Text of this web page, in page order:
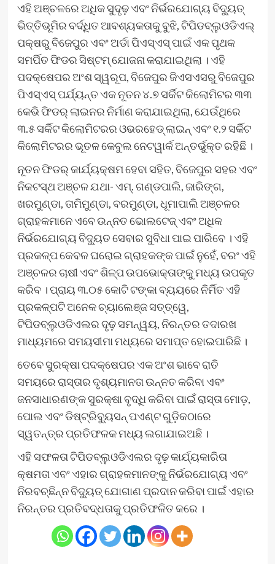
ଏହି ଅଞ୍ଚଳରେ ଅଧିକ ସୁଦୃଢ଼ ଏବଂ ନିର୍ଭରଯୋଗ୍ୟ ବିଦ୍ୟୁତ୍
ଭିତ୍ତିଭୂମିର ବର୍ଦ୍ଧିତ ଆବଶ୍ୟକତାକୁ ବୁଝି, ଟିପିଡବ୍ଲୁଓଡିଏଲ୍
ପକ୍ଷରୁ ବିଜେପୁର ଏବଂ ଅର୍ଡା ପିଏସ୍ଏସ୍ ପାଇଁ ଏକ ପୃଥକ
ସମର୍ପିତ ଫିଡର ସିଷ୍ଟମ୍ ଯୋଜନା କରାଯାଇଥିଲା । ଏହି
ପଦକ୍ଷେପର ଅଂଶ ସ୍ୱରୂପ, ବିଜେପୁର ଜିଏସଏସରୁ ବିଜେପୁର
ପିଏସ୍ଏସ୍ ପର୍ଯ୍ୟନ୍ତ ଏକ ନୂତନ ୪.୭ ସର୍କିଟ କିଲୋମିଟର ୩୩
କେଭି ଫିଡର୍ ଲାଇନର ନିର୍ମାଣ କରାଯାଇଥିଲା, ଯେଉଁଥିରେ
୩.୫ ସର୍କିଟ କିଲୋମିଟରର ଓଭରହେଡ୍ ଲାଇନ୍ ଏବଂ ୧.୨ ସର୍କିଟ
କିଲୋମିଟରର ଭୂତଳ କେବୁଲ ନେଟୱାର୍କ ଅନ୍ତର୍ଭୁକ୍ତ ରହିଛି ।
ନୂତନ ଫିଡର୍ କାର୍ଯ୍ୟକ୍ଷମ ହେବା ସହିତ, ବିଜେପୁର ସହର ଏବଂ
ନିକଟସ୍ଥ ଅଞ୍ଚଳ ଯଥା- ଏମ୍. ଗଣ୍ଡପାଲି, ଜାରିଙ୍ଗ,
ଖରମୁଣ୍ଡା, ତାମିମୁଣ୍ଡା, ବରମୁଣ୍ଡା, ଧୂମାପାଲି ଅଞ୍ଚଳର
ଗ୍ରାହକମାନେ ଏବେ ଉନ୍ନତ ଭୋଲଟେଜ୍ ଏବଂ ଅଧିକ
ନିର୍ଭରଯୋଗ୍ୟ ବିଦ୍ୟୁତ ସେବାର ସୁବିଧା ପାଇ ପାରିବେ । ଏହି
ପ୍ରକଳ୍ପ କେବଳ ଘରୋଇ ଗ୍ରାହକଙ୍କ ପାଇଁ ନୁହେଁ, ବରଂ ଏହି
ଅଞ୍ଚଳର ଚାଷୀ ଏବଂ ଶିଳ୍ପ ଉପଭୋକ୍ତାଙ୍କୁ ମଧ୍ୟ ଉପକୃତ
କରିବ । ପ୍ରାୟ ୩.୦୫ କୋଟି ଟଙ୍କା ବ୍ୟୟରେ ନିର୍ମିତ ଏହି
ପ୍ରକଳ୍ପଟି ଅନେକ ଚ୍ୟାଲେଞ୍ଜ ସତ୍ତ୍ୱେ,
ଟିପିଡବ୍ଲୁଓଡିଏଲର ଦୃଢ଼ ସମନ୍ୱୟ, ନିରନ୍ତର ତଦାରଖ
ମାଧ୍ୟମରେ ସମୟସୀମା ମଧ୍ୟରେ ସମାପ୍ତ ହୋଇପାରିଛି ।
ତେବେ ସୁରକ୍ଷା ପଦକ୍ଷେପର ଏକ ଅଂଶ ଭାବେ ରାତି
ସମୟରେ ରାସ୍ତାର ଦୃଶ୍ୟମାନତା ଉନ୍ନତ କରିବା ଏବଂ
ଜନସାଧାରଣଙ୍କ ସୁରକ୍ଷା ବୃଦ୍ଧି କରିବା ପାଇଁ ରାସ୍ତା ମୋଡ଼,
ପୋଲ ଏବଂ ଡିଷ୍ଟ୍ରିବ୍ୟୁସନ୍ ପଏଣ୍ଟ ଗୁଡ଼ିକଠାରେ
ସ୍ୱତନ୍ତ୍ର ପ୍ରତିଫଳକ ମଧ୍ୟ ଲଗାଯାଇଅଛି ।
ଏହି ସଫଳତା ଟିପିଡବ୍ଲୁଓଡିଏଲର ଦୃଢ଼ କାର୍ଯ୍ୟକାରିତା
କ୍ଷମତା ଏବଂ ଏହାର ଗ୍ରାହକମାନଙ୍କୁ ନିର୍ଭରଯୋଗ୍ୟ ଏବଂ
ନିରବଚ୍ଛିନ୍ନ ବିଦ୍ୟୁତ୍ ଯୋଗାଣ ପ୍ରଦାନ କରିବା ପାଇଁ ଏହାର
ନିରନ୍ତର ପ୍ରତିବଦ୍ଧତାକୁ ପ୍ରତିଫଳିତ କରେ ।